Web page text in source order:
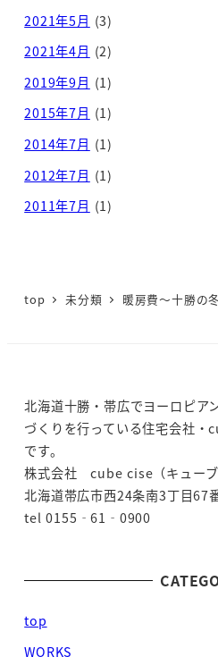
2021年5月 (3)
2021年4月 (2)
2019年9月 (1)
2015年7月 (1)
2014年7月 (1)
2012年7月 (1)
2011年7月 (1)
top 未分類 暖房費～十勝の
北海道十勝・帯広でヨーロピア
づくりを行っている住宅会社・
です。
株式会社 cube cise（キュー
北海道帯広市西24条南3丁目67
tel 0155‐61‐0900
top
WORKS